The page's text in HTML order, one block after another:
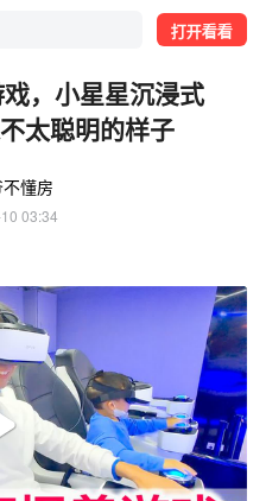
打开看看
，小星星沉浸式
太聪明的样子
懂房
03:34